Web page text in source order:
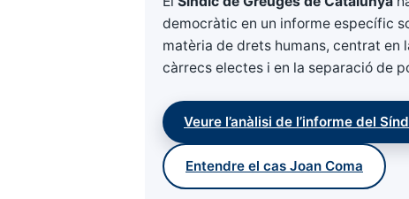
democràtic en un informe específic
matèria de drets humans, centrat en
càrrecs electes i en la separació de
Veure l’anàlisi de l’informe del
Entendre el cas Joan Coma